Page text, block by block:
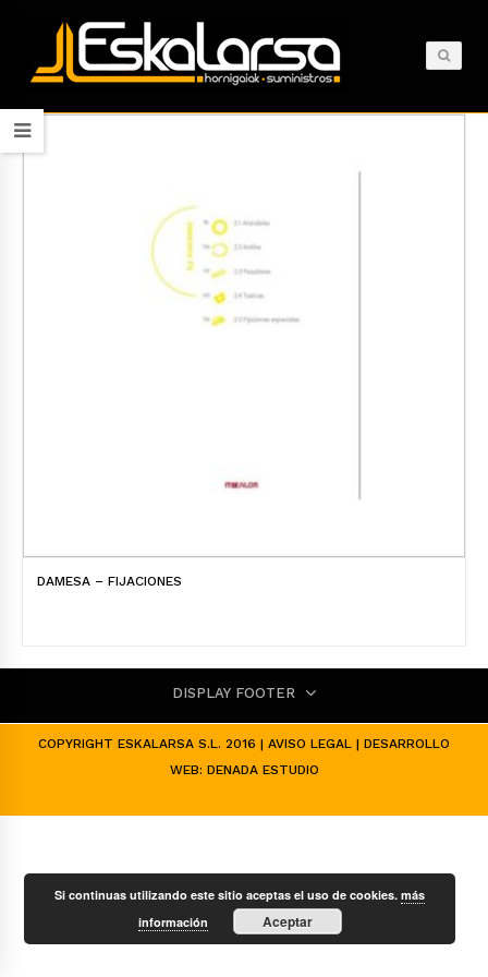
DAMESA – FIJACIONES
DISPLAY FOOTER
COPYRIGHT ESKALARSA S.L. 2016 | AVISO LEGAL | DESARROLLO
WEB: DENADA ESTUDIO
Si continuas utilizando este sitio aceptas el uso de cookies.más
información
Aceptar